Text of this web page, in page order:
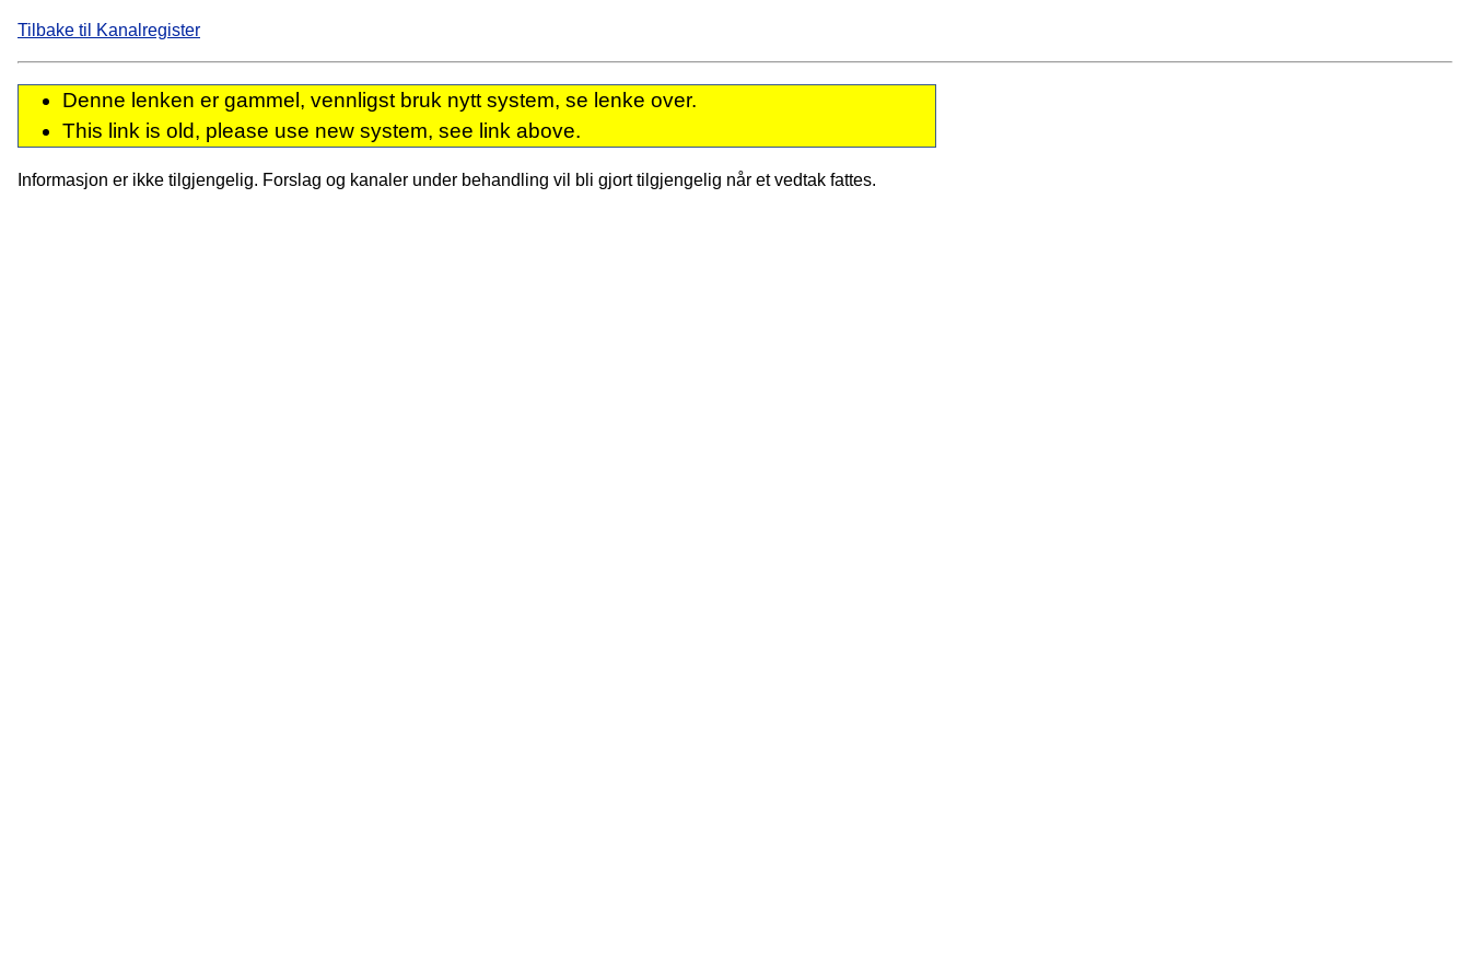
Tilbake til Kanalregister
Denne lenken er gammel, vennligst bruk nytt system, se lenke over.
This link is old, please use new system, see link above.
Informasjon er ikke tilgjengelig. Forslag og kanaler under behandling vil bli gjort tilgjengelig når et vedtak fattes.